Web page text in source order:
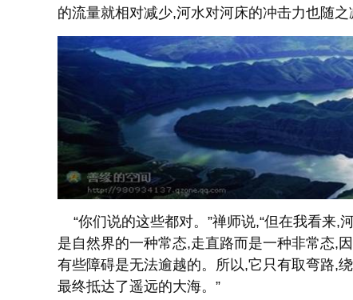
的流量就相对减少,河水对河床的冲击力也随
“你们说的这些都对。”禅师说,“但在我看来,
是自然界的一种常态,走直路而是一种非常态,
有些障碍是无法逾越的。所以,它只有取弯路,
最终抵达了遥远的大海。”